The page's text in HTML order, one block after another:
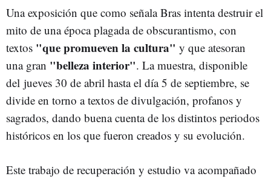
Una exposición que como señala Bras intenta destruir el
mito de una época plagada de obscurantismo, con
textos "que promueven la cultura" y que atesoran
una gran "belleza interior". La muestra, disponible
del jueves 30 de abril hasta el día 5 de septiembre, se
divide en torno a textos de divulgación, profanos y
sagrados, dando buena cuenta de los distintos periodos
históricos en los que fueron creados y su evolución.
Este trabajo de recuperación y estudio va acompañado